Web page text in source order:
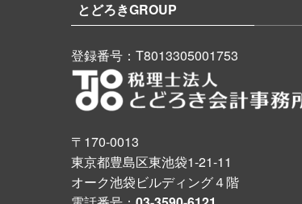
とどろきGROUP
登録番号：T8013305001753
〒170-0013
東京都豊島区東池袋1-21-11
オーク池袋ビルディング４階